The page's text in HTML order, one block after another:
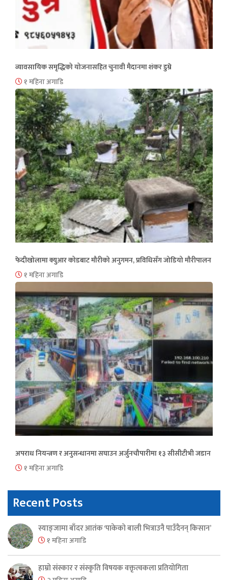
व्यावसायिक समृद्धिको योजनासहित चुनावी मैदानमा शंकर डुम्रे
१ महिना अगाडि
फेदीखोलामा क्युआर कोडबाट मौरीको अनुगमन, प्रविधिसँग जोडियो मौरीपालन
१ महिना अगाडि
अपराध नियन्त्रण र अनुसन्धानमा सघाउन अर्जुनचौपारीमा १३ सीसीटीभी जडान
१ महिना अगाडि
Recent Posts
स्याङ्जामा बाँदर आतंक ‘पाकेको बाली भित्राउनै पाउँदैनन् किसान’
१ महिना अगाडि
हाम्रो संस्कार र संस्कृति विषयक वक्तृत्वकला प्रतियोगिता